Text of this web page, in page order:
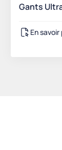
Gants
En savoir